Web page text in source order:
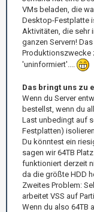
VMs beladen, die
Desktop-Festplatte
Aktivitäten, die sehr
ganzen Servern!
Produktionszwecke
'uninformiert'....
Das bringt uns zu
Wenn du Server
bestellst, wenn du
Last unbedingt auf
Festplatten) isolieren.
Du könntest ein
sagen wir 64TB
funktioniert derzeit
da die größte HDD
Zweites Problem:
arbeitet VSS auf
Wenn du also 64TB